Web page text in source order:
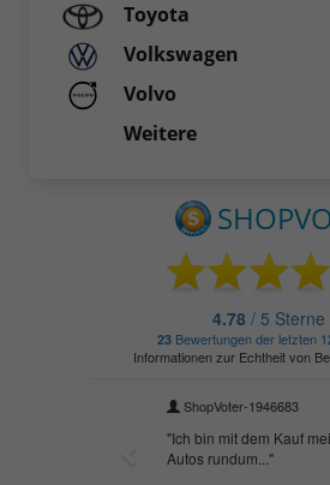
Toyota
Volkswagen
Volvo
Weitere